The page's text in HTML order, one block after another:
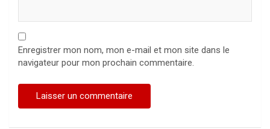
Enregistrer mon nom, mon e-mail et mon site dans le
navigateur pour mon prochain commentaire.